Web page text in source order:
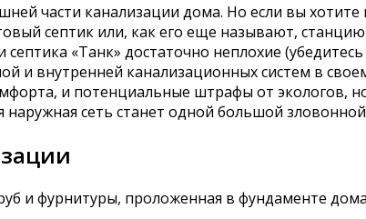
части канализации дома. Но если вы
септик или, как его еще называют,
«Танк» достаточно неплохие
и внутренней канализационных систем в
и потенциальные штрафы от экологов,
сеть станет одной большой
и фурнитуры, проложенная в фундаменте